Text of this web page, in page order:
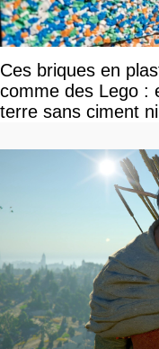
Ces briques en
comme des Lego :
terre sans ciment